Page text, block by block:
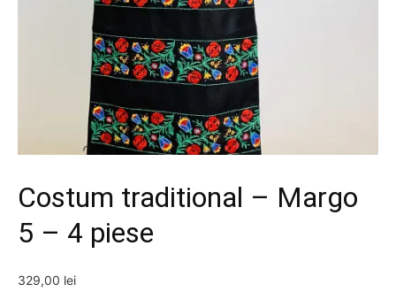
Costum traditional – Margo
5 – 4 piese
329,00 lei